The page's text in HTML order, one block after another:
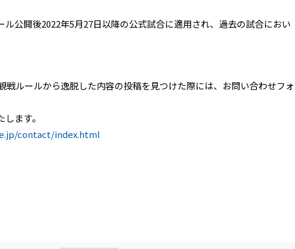
ル公開後2022年5月27日以降の公式試合に適用され、過去の試合におい
戦ルールから逸脱した内容の投稿を見つけた際には、お問い合わせフォ
ます。
contact/index.html